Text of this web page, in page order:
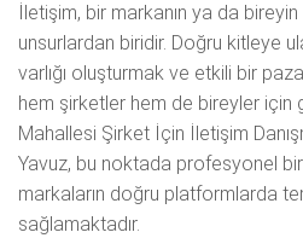
İletişim, bir markanın ya da
unsurlardan biridir. Doğru kitleye
varlığı oluşturmak ve etkili bir
hem şirketler hem de bireyler için
Mahallesi Şirket İçin İletişim
Yavuz, bu noktada profesyonel
markaların doğru platformlarda
sağlamaktadır.